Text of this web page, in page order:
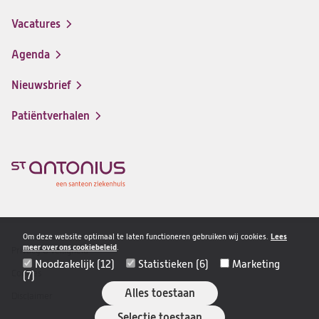
Om deze website optimaal te laten functioneren gebruiken wij cookies. Lees
meer over ons cookiebeleid.
Noodzakelijk (12) Statistieken (6)
Marketing
(7)
Alles toestaan
in
nieuwe
Vacatures
(opent
in
nieuwe
Agenda
Nieuwsbrief
Patiëntverhalen
Disclaimer
navigatie
Privacy & veiligheid
Cookies